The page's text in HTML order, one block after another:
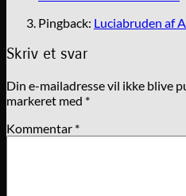
Pingback: Luciabruden af
Skriv et svar
Din e-mailadresse vil ikke blive
markeret med *
Kommentar *